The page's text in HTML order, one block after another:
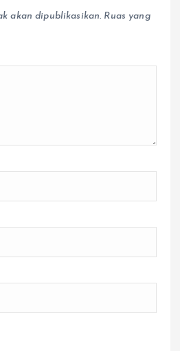
akan dipublikasikan. Ruas yang